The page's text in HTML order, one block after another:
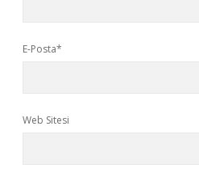
E-Posta*
Web Sitesi